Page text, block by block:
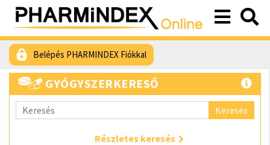
Belépés PHARMINDEX Fiókkal
GYÓGYSZERKERESŐ
Keresés
Részletes keresés